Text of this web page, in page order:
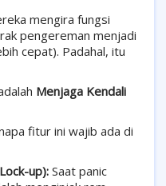
mengira fungsi
pengereman menjadi
cepat). Padahal, itu
Menjaga Kendali
fitur ini wajib ada di
up): Saat panic